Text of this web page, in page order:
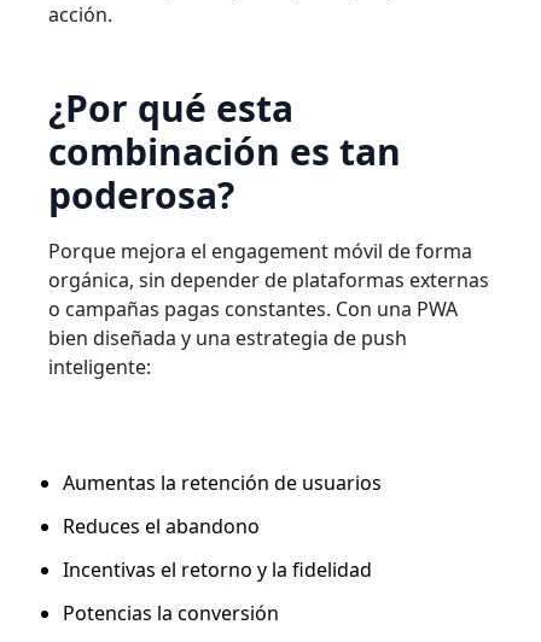
acción.
¿Por qué esta
combinación es tan
poderosa?
Porque mejora el engagement móvil de forma
orgánica, sin depender de plataformas externas
o campañas pagas constantes. Con una PWA
bien diseñada y una estrategia de push
inteligente:
Aumentas la retención de usuarios
Reduces el abandono
Incentivas el retorno y la fidelidad
Potencias la conversión